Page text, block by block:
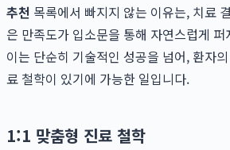
추천 목록에서 빠지지 않는 이유는, 치료
은 만족도가 입소문을 통해 자연스럽게
이는 단순히 기술적인 성공을 넘어, 환자
료 철학이 있기에 가능한 일입니다.
1:1 맞춤형 진료 철학